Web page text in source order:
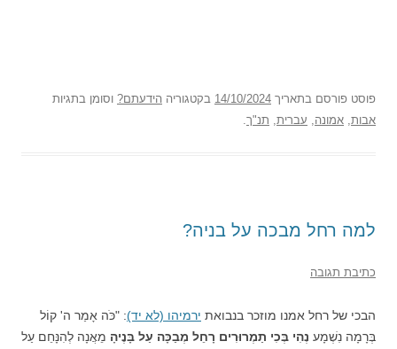
פוסט פורסם בתאריך 14/10/2024 בקטגוריה הידעתם? וסומן בתגיות
אבות אמונה עברית תנ"ך
למה רחל מבכה על בניה?
כתיבת תגובה
הבכי של רחל אמנו מוזכר בנבואת ירמיהו (לא יד): "כֹּה אָמַר ה' קוֹל
בְּרָמָה נִשְׁמָע נְהִי בְּכִי תַמְרוּרִים רָחֵל מְבַכָּה עַל בָּנֶיהָ מֵאֲנָה לְהִנָּחֵם עַל